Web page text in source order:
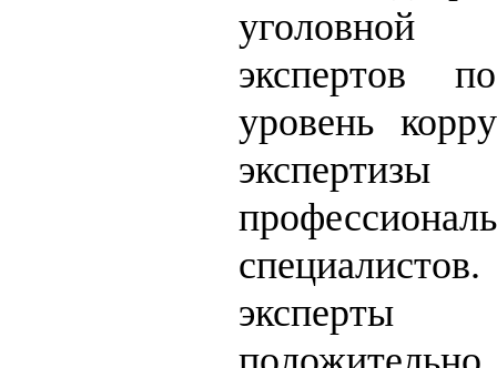
уголовной
экспертов
уровень